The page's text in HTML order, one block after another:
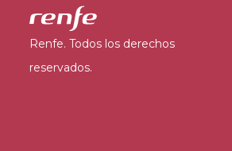
Renfe. Todos los derechos
reservados.